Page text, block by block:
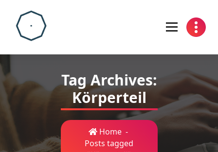
content
Tag Archives:
Körperteil
Home-
Posts tagged